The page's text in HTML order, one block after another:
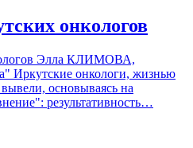
онкологов
Элла КЛИМОВА,
Иркутские онкологи, жизнью
основываясь на
результативность…